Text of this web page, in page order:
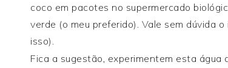
coco em pacotes no supermercado
verde (o meu preferido). Vale sem dúvida
isso).
Fica a sugestão, experimentem esta água